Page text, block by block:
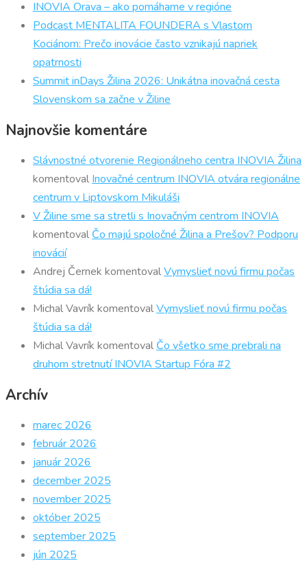
INOVIA Orava – ako pomáhame v regióne
Podcast MENTALITA FOUNDERA s Vlastom
Kociánom: Prečo inovácie často vznikajú napriek
opatrnosti
Summit inDays Žilina 2026: Unikátna inovačná cesta
Slovenskom sa začne v Žiline
Najnovšie komentáre
Slávnostné otvorenie Regionálneho centra INOVIA Žilina
komentoval Inovačné centrum INOVIA otvára regionálne
centrum v Liptovskom Mikuláši
V Žiline sme sa stretli s Inovačným centrom INOVIA
komentoval Čo majú spoločné Žilina a Prešov? Podporu
inovácií
Andrej Černek komentovalVymyslieť novú firmu počas
štúdia sa dá!
Michal Vavrík komentovalVymyslieť novú firmu počas
štúdia sa dá!
Michal Vavrík komentoval Čo všetko sme prebrali na
druhom stretnutí INOVIA Startup Fóra #2
Archív
marec 2026
február 2026
január 2026
december 2025
november 2025
október 2025
september 2025
jún 2025